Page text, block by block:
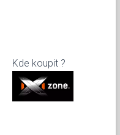
Kde koupit ?